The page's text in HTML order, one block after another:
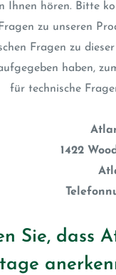
Ihnen hören. Bitte
zu unseren
Fragen zu
haben,
für technische
1422
Sie, dass